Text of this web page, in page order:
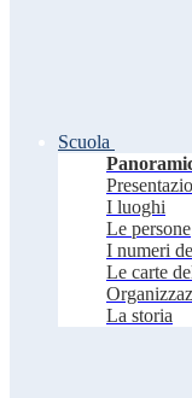
Scuola
I luoghi
Le persone
I numeri
Le carte
La storia